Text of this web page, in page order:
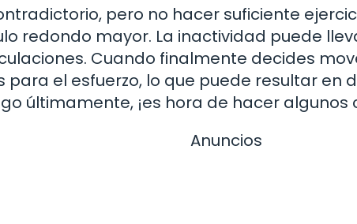
pero no hacer suficiente
redondo mayor. La inactividad puede
Cuando finalmente decides
el esfuerzo, lo que puede resultar en
últimamente, ¡es hora de hacer algunos
Anuncios